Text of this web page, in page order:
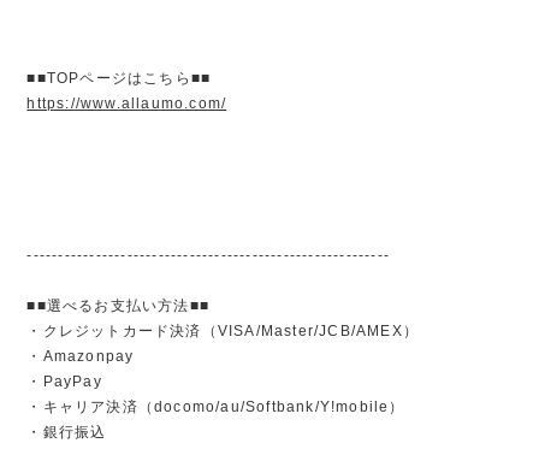
■■TOPページはこちら■■
https://www.allaumo.com/
----------------------------------------------------------
■■選べるお支払い方法■■
・クレジットカード決済（VISA/Master/JCB/AMEX）
・Amazonpay
・PayPay
・キャリア決済（docomo/au/Softbank/Y!mobile）
・銀行振込